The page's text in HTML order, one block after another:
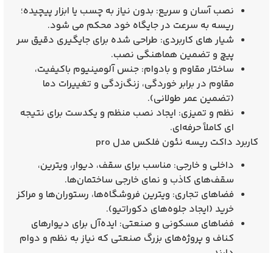
نصب آسان و سریع: بدون نیاز به چسب یا ابزار پیچیده؛
ریسه به سرعت در جایگاه خود محکم می‌ شود.
شیار های کاربردی: طراحی شده برای جایگیری دقیق سر
پیچ و تضمین هماهنگی نصب.
ساختار مقاوم و بادوام: جنسآلومینیوم باکیفیت،
مقاوم در برابر خوردگی، زنگ‌زدگی و تغییرات دما
(تضمین عمر طولانی).
نظم و تمیزی: ایجاد نصب منظم و یکدست برای نتیجه‌
ای کاملاً حرفه‌ای.
کاربرد داکت ریسه نئون فلکس مدل pro
داخلی و خارجی: مناسب برای سقف، دیوار، ویترین،
سقف‌های کاذب و نمای خارجی ساختمان‌ها.
فضاهای تجاری: ویترین فروشگاه‌ها، رستوران‌ها و مراکز
خرید (ایجاد جلوه‌های دکوراتیو).
فضاهای مسکونی و صنعتی: ایده‌آل برای دیوارهای
کناف و پروژه‌های بزرگ صنعتی که نیاز به نظم و دوام